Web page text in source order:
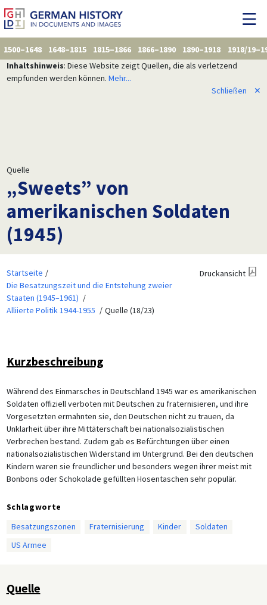
1500–1648 1648–1815 1815–1866 1866–1890 1890–1918
1918/
Inhaltshinweis: Diese Website zeigt Quellen, die als verletzend
empfunden werden können. Mehr...
Schließen
✕
Quelle
„Sweets” von
amerikanischen Soldaten
(1945)
Startseite
Die Besatzungszeit und die Entstehung zweier
Staaten (1945–1961)
Alliierte Politik 1944-1955
Quelle (18/23)
Druckansicht
Kurzbeschreibung
Während des Einmarsches in Deutschland 1945 war es amerikanischen
Soldaten offiziell verboten mit Deutschen zu fraternisieren, und ihre
Vorgesetzten ermahnten sie, den Deutschen nicht zu trauen, da
Unklarheit über ihre Mittäterschaft bei nationalsozialistischen
Verbrechen bestand. Zudem gab es Befürchtungen über einen
nationalsozialistischen Widerstand im Untergrund. Bei den deutschen
Kindern waren sie freundlicher und besonders wegen ihrer meist mit
Bonbons oder Schokolade gefüllten Hosentaschen sehr populär.
Schlagworte
Besatzungszonen
Fraternisierung Kinder
Soldaten
US Armee
Quelle